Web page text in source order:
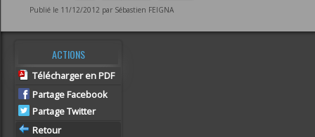
Publié le 11/12/2012 par Sébastien FEIGNA
ACTIONS
Télécharger en PDF
Partage Facebook
Partage Twitter
Retour